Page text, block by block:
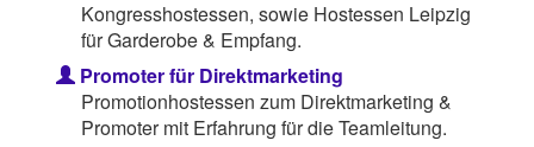
Kongresshostessen, sowie Hostessen Leipzig
für Garderobe & Empfang.
Promoter für Direktmarketing
Promotionhostessen zum Direktmarketing &
Promoter mit Erfahrung für die Teamleitung.